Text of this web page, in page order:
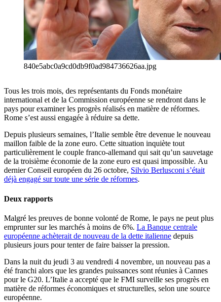
840e5abc0a9cd0db9f0ad984736626aa.jpg
Tous les trois mois, des représentants du Fonds monétaire
international et de la Commission européenne se rendront dans le
pays pour examiner les progrès réalisés en matière de réformes.
Rome s’est aussi engagée à réduire sa dette.
Depuis plusieurs semaines, l’Italie semble être devenue le nouveau
maillon faible de la zone euro. Cette situation inquiète tout
particulièrement le couple franco-allemand qui sait qu’un sauvetage
de la troisième économie de la zone euro est quasi impossible. Au
dernier Conseil européen du 26 octobre, Silvio Berlusconi s’était
déjà engagé sur toute une série de réformes.
Deux rapports
Malgré les preuves de bonne volonté de Rome, le pays ne peut plus
emprunter sur les marchés à moins de 6%. La Banque centrale
européenne achèterait de nouveau de la dette italienne depuis
plusieurs jours pour tenter de faire baisser la pression.
Dans la nuit du jeudi 3 au vendredi 4 novembre, un nouveau pas a
été franchi alors que les grandes puissances sont réunies à Cannes
pour le G20. L’Italie a accepté que le FMI surveille ses progrès en
matière de réformes économiques et structurelles, selon une source
européenne.